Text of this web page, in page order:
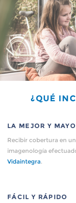
¿QUÉ
LA MEJOR Y
Recibir cobertura en
imagenología
Vidaintegra.
FÁCIL Y RÁPIDO